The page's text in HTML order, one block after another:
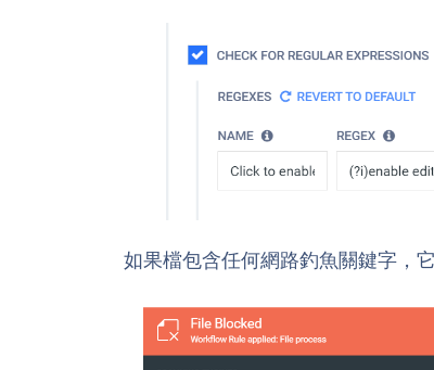
如果檔包含任何網路釣魚關鍵字，